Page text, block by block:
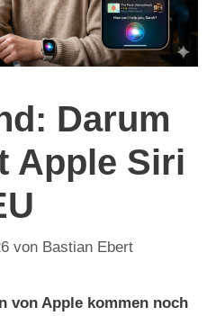
Darum
Apple Siri
von Bastian Ebert
von Apple kommen noch